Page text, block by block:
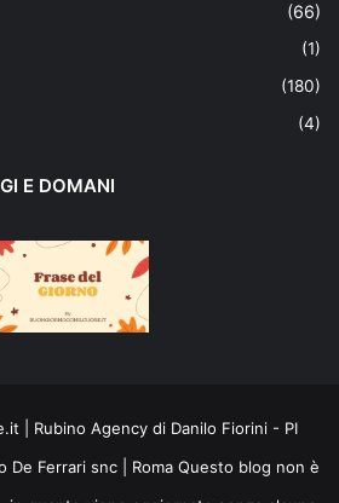
(66)
(1)
(180)
(4)
E DOMANI
| Rubino Agency di Danilo Fiorini - PI
De Ferrari snc | Roma Questo blog non è